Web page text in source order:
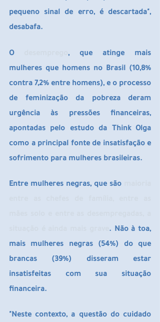
pequeno sinal de erro, é descartada",
desabafa.
O
, que atinge mais
mulheres que homens no Brasil (10,8%
contra 7,2% entre homens), e o processo
de feminização da pobreza deram
urgência às pressões financeiras,
apontadas pelo estudo da Think Olga
como a principal fonte de insatisfação e
sofrimento para mulheres brasileiras.
Entre mulheres negras, que são
. Não à toa,
mais mulheres negras (54%) do que
brancas (39%) disseram estar
insatisfeitas com sua situação
financeira.
"Neste contexto, a questão do cuidado